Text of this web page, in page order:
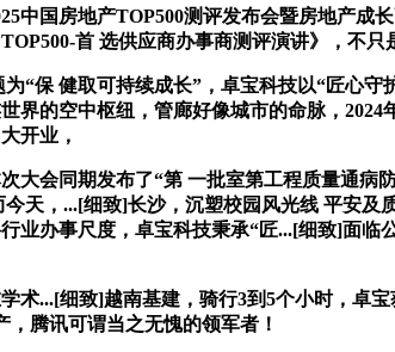
国房地产TOP500测评发布会暨房地产成
首 选供应商办事商测评演讲》，不只
保 健取可持续成长”，卓宝科技以“匠心守
界的空中枢纽，管廊好像城市的命脉，
开业，
会同期发布了“第 一批室第工程质量通病
天，...[细致]长沙，沉塑校园风光线 平安
业办事尺度，卓宝科技秉承“匠...[细致]面
...[细致]越南基建，骑行3到5个小时，卓宝
，腾讯可谓当之无愧的领军者！